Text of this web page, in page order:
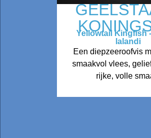
Yellowtail Kingfish
lalandi
Een diepzeeroofvis
smaakvol vlees,
rijke, volle